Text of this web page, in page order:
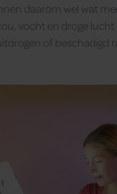
daarom wel wat
vocht en droge
of beschadigd